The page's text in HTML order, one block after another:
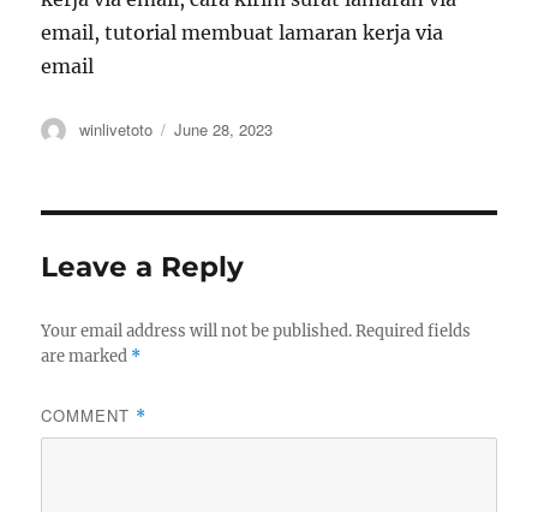
email, tutorial membuat lamaran kerja via
email
Author
winlivetoto
Posted
June 28, 2023
Leave a Reply
Your email address will not be published. Required fields
are marked *
COMMENT *